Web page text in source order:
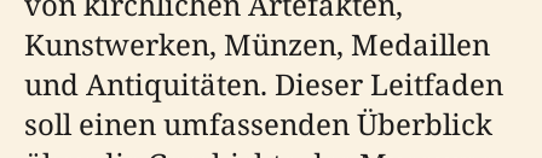
Kunstwerken, Münzen, Medaillen
und Antiquitäten. Dieser Leitfaden
soll einen umfassenden Überblick